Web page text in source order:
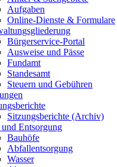
Aufgaben
Online-Dienste & Formulare
Bürgerservice-Portal
Ausweise und Pässe
Fundamt
Standesamt
Steuern und Gebühren
Sitzungsberichte (Archiv)
Entsorgung
Bauhöfe
Abfallentsorgung
Wasser